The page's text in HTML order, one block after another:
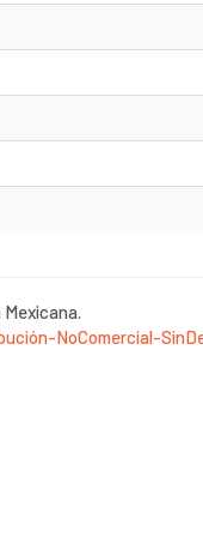
NoComercial-